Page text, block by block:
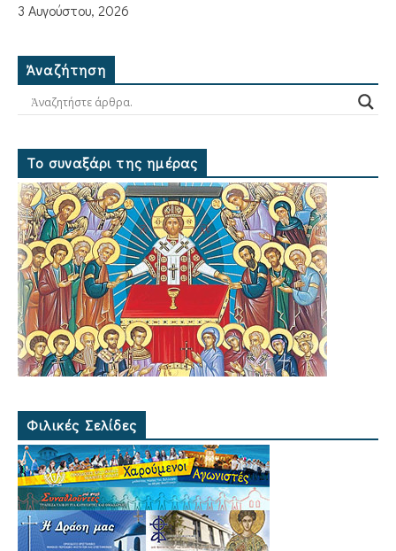
3 Αυγούστου, 2026
Ἀναζήτηση
Το συναξάρι της ημέρας
Φιλικές Σελίδες